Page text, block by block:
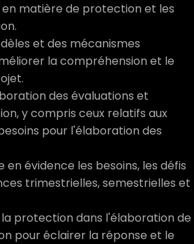
matière de protection et les
et des mécanismes
la compréhension et le
des évaluations et
y compris ceux relatifs aux
pour l'élaboration des
évidence les besoins, les défis
trimestrielles, semestrielles et
protection dans l'élaboration de
pour éclairer la réponse et le